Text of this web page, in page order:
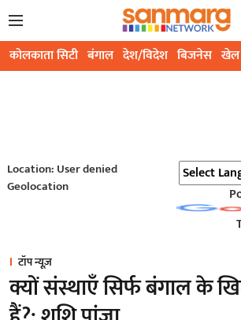
कोलकाता सिटी बंगाल देश/विदेश बिजनेस खेल
Location: User denied
Geolocation
टॉप न्यूज़
क्यों संस्थाएँ सिर्फ बंगाल के